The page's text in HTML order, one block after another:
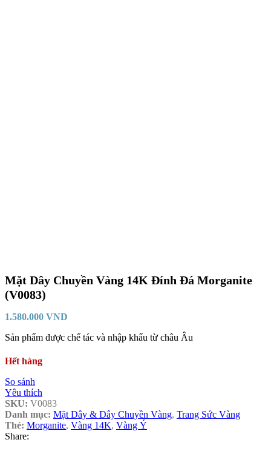
Mặt Dây Chuyền Vàng 14K Đính Đá Morganite
(V0083)
1.580.000 VND
Sản phẩm được chế tác và nhập khẩu từ châu Âu
Hết hàng
So sánh
Yêu thích
SKU: V0083
Danh mục: Mặt Dây & Dây Chuyền Vàng, Trang Sức Vàng
Thẻ: Morganite, Vàng 14K, Vàng Ý
Share: